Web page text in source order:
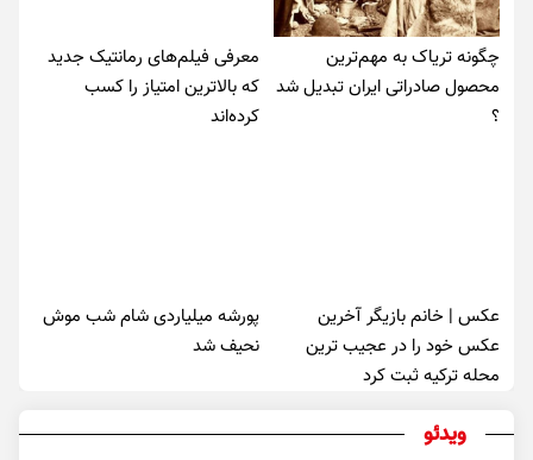
چگونه تریاک به مهم‌ترین
محصول صادراتی ایران تبدیل شد
؟
معرفی فیلم‌های رمانتیک جدید
که بالاترین امتیاز را کسب
کرده‌اند
عکس | خانم بازیگر آخرین
عکس خود را در عجیب ترین
محله ترکیه ثبت کرد
پورشه میلیاردی شام شب موش‌
نحیف شد
ویدئو